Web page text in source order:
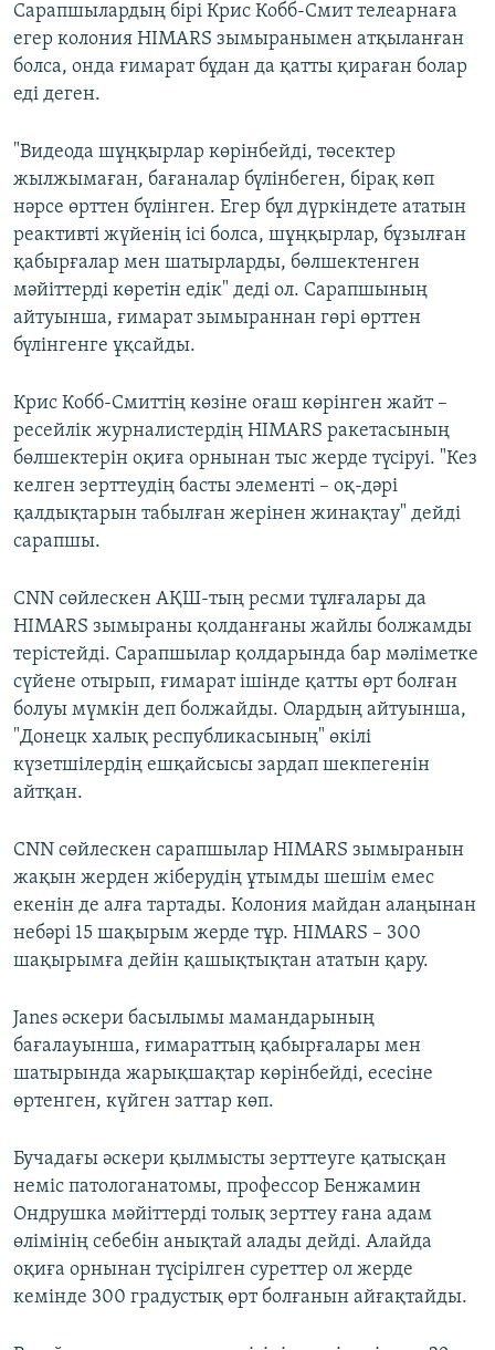
Сарапшылардың бірі Крис Кобб-Смит телеарнаға
егер колония HIMARS зымыранымен атқыланған
болса, онда ғимарат бұдан да қатты қираған болар
еді деген.
"Видеода шұңқырлар көрінбейді, төсектер
жылжымаған, бағаналар бүлінбеген, бірақ көп
нәрсе өрттен бүлінген. Егер бұл дүркіндете ататын
реактивті жүйенің ісі болса, шұңқырлар, бұзылған
қабырғалар мен шатырларды, бөлшектенген
мәйіттерді көретін едік" деді ол. Сарапшының
айтуынша, ғимарат зымыраннан гөрі өрттен
бүлінгенге ұқсайды.
Крис Кобб-Смиттің көзіне оғаш көрінген жайт –
ресейлік журналистердің HIMARS ракетасының
бөлшектерін оқиға орнынан тыс жерде түсіруі. "Кез
келген зерттеудің басты элементі – оқ-дәрі
қалдықтарын табылған жерінен жинақтау" дейді
сарапшы.
CNN сөйлескен АҚШ-тың ресми тұлғалары да
HIMARS зымыраны қолданғаны жайлы болжамды
терістейді. Сарапшылар қолдарында бар мәліметке
сүйене отырып, ғимарат ішінде қатты өрт болған
болуы мүмкін деп болжайды. Олардың айтуынша,
"Донецк халық республикасының" өкілі
күзетшілердің ешқайсысы зардап шекпегенін
айтқан.
CNN сөйлескен сарапшылар HIMARS зымыранын
жақын жерден жіберудің ұтымды шешім емес
екенін де алға тартады. Колония майдан алаңынан
небәрі 15 шақырым жерде тұр. HIMARS – 300
шақырымға дейін қашықтықтан ататын қару.
Janes әскери басылымы мамандарының
бағалауынша, ғимараттың қабырғалары мен
шатырында жарықшақтар көрінбейді, есесіне
өртенген, күйген заттар көп.
Бучадағы әскери қылмысты зерттеуге қатысқан
неміс патологанатомы, профессор Бенжамин
Ондрушка мәйіттерді толық зерттеу ғана адам
өлімінің себебін анықтай алады дейді. Алайда
оқиға орнынан түсірілген суреттер ол жерде
кемінде 300 градустық өрт болғанын айғақтайды.